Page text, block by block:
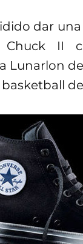
dar
Chuck II
Lunarlon